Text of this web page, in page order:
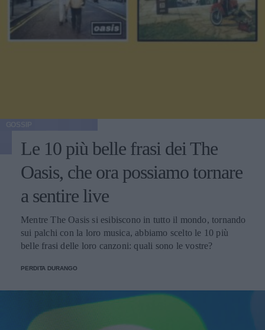
Le 10 più belle frasi dei The
Oasis, che ora possiamo tornare
a sentire live
Mentre The Oasis si esibiscono in tutto il mondo, tornando
sui palchi con la loro musica, abbiamo scelto le 10 più
belle frasi delle loro canzoni: quali sono le vostre?
PERDITA DURANGO